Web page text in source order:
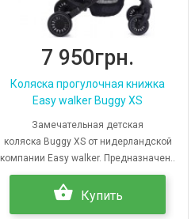
7 950грн.
Коляска прогулочная книжка
Easy walker Buggy XS
Замечательная детская
коляска Buggy XS от нидерландской
компании Easy walker. Предназначен..
Купить